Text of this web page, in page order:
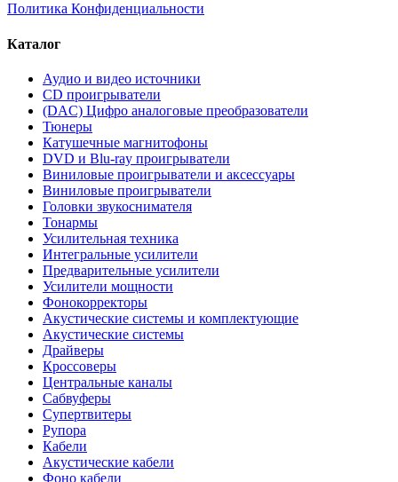
Политика Конфиденциальности
Каталог
Аудио и видео источники
CD проигрыватели
(DAC) Цифро аналоговые преобразователи
Тюнеры
Катушечные магнитофоны
DVD и Blu-ray проигрыватели
Виниловые проигрыватели и аксессуары
Виниловые проигрыватели
Головки звукоснимателя
Тонармы
Усилительная техника
Интегральные усилители
Предварительные усилители
Усилители мощности
Фонокорректоры
Акустические системы и комплектующие
Акустические системы
Драйверы
Кроссоверы
Центральные каналы
Сабвуферы
Супертвитеры
Рупора
Кабели
Акустические кабели
Фоно кабели